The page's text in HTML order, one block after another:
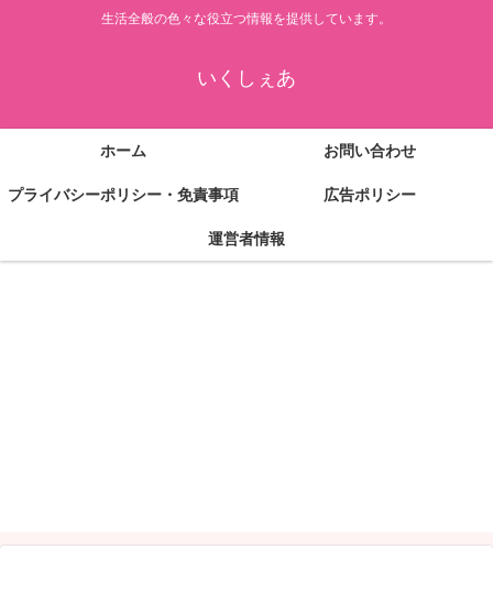
生活全般の色々な役立つ情報を提供しています。
いくしぇあ
ホーム お問い合わせ
プライバシーポリシー・免責事項 広告ポリシー
運営者情報